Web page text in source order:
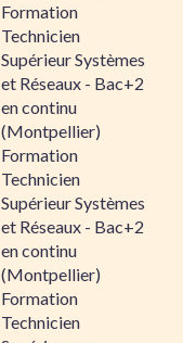
Formation
Technicien
Supérieur Systèmes
et Réseaux - Bac+2
en continu
(Montpellier)
Formation
Technicien
Supérieur Systèmes
et Réseaux - Bac+2
en continu
(Montpellier)
Formation
Technicien